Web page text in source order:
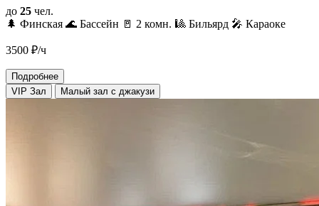
до 25 чел.
🌲 Финская 🌊 Бассейн 🚪 2 комн. 🎱 Бильярд 🎤 Караоке
3500 ₽/ч
Подробнее
VIP Зал
Малый зал с джакузи